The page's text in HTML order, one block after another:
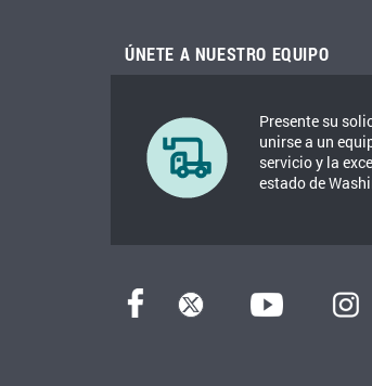
ÚNETE A NUESTRO EQUIPO
Presente su
unirse a un
servicio y la
estado de